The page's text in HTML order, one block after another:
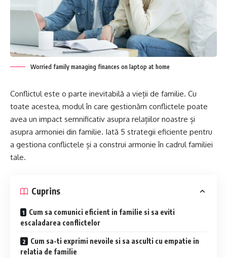
Worried family managing finances on laptop at home
Conflictul este o parte inevitabilă a vieții de familie. Cu
toate acestea, modul în care gestionăm conflictele poate
avea un impact semnificativ asupra relațiilor noastre și
asupra armoniei din familie. Iată 5 strategii eficiente pentru
a gestiona conflictele și a construi armonie în cadrul familiei
tale.
Cuprins
Cum sa comunici eficient in familie si sa eviti
escaladarea conflictelor
Cum sa-ti exprimi nevoile si sa asculti cu empatie in
relatia de familie